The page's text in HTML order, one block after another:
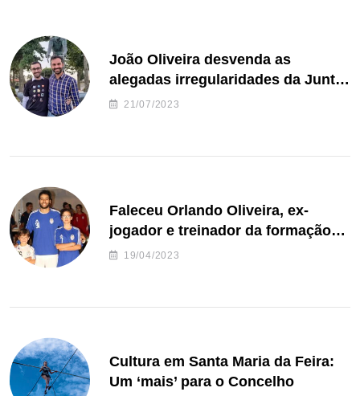
João Oliveira desvenda as
alegadas irregularidades da Junta
de Freguesia S. João de Ver
21/07/2023
Faleceu Orlando Oliveira, ex-
jogador e treinador da formação
de andebol do Feirense
19/04/2023
Cultura em Santa Maria da Feira:
Um ‘mais’ para o Concelho